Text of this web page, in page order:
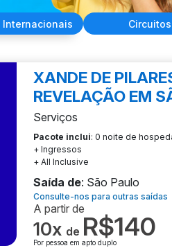
Internacionais Circuitos
XANDE DE
REVELAÇÃO EM
Serviços
Pacote inclui: 0 noite de
+ Ingressos
+ All Inclusive
Saída de: São Paulo
Consulte-nos para outras saídas
A partir de
10x de R$140
Por pessoa em apto duplo